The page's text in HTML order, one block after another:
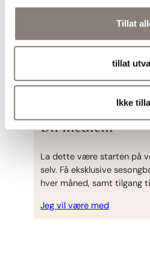
Tillat
tillat
Ikke
Bli med på
Få tilgang på nye
Bli medlem
La dette være starten på
selv. Få eksklusive
hver måned, samt tilgang
Jeg vil være med